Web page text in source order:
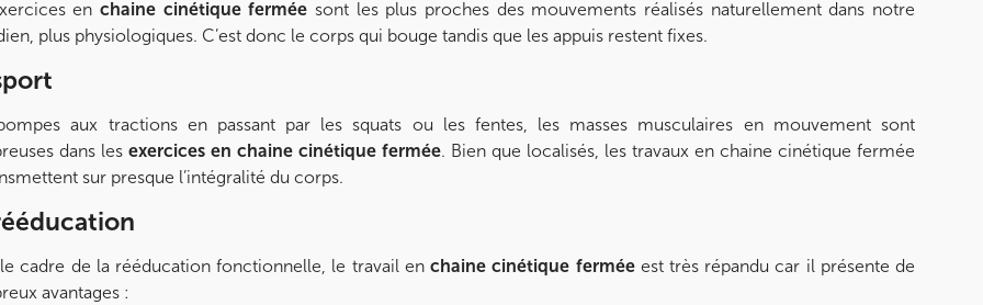
en chaine cinétique fermée sont les plus proches des mouvements réalisés naturellement dans notre
plus physiologiques. C’est donc le corps qui bouge tandis que les appuis restent fixes.
aux tractions en passant par les squats ou les fentes, les masses musculaires en mouvement sont
dans les exercices en chaine cinétique fermée. Bien que localisés, les travaux en chaine cinétique fermée
sur presque l’intégralité du corps.
le cadre de la rééducation fonctionnelle, le travail enchaine cinétique ferméeest très répandu car il présente de
avantages :